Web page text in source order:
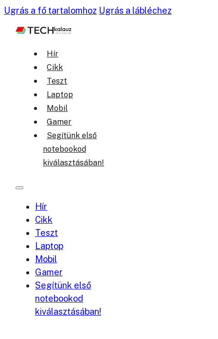
Ugrás a fő tartalomhoz Ugrás a lábléchez
Hír
Cikk
Teszt
Laptop
Mobil
Gamer
Segítünk első
notebookod
kiválasztásában!
Hír
Cikk
Teszt
Laptop
Mobil
Gamer
Segítünk első
notebookod
kiválasztásában!